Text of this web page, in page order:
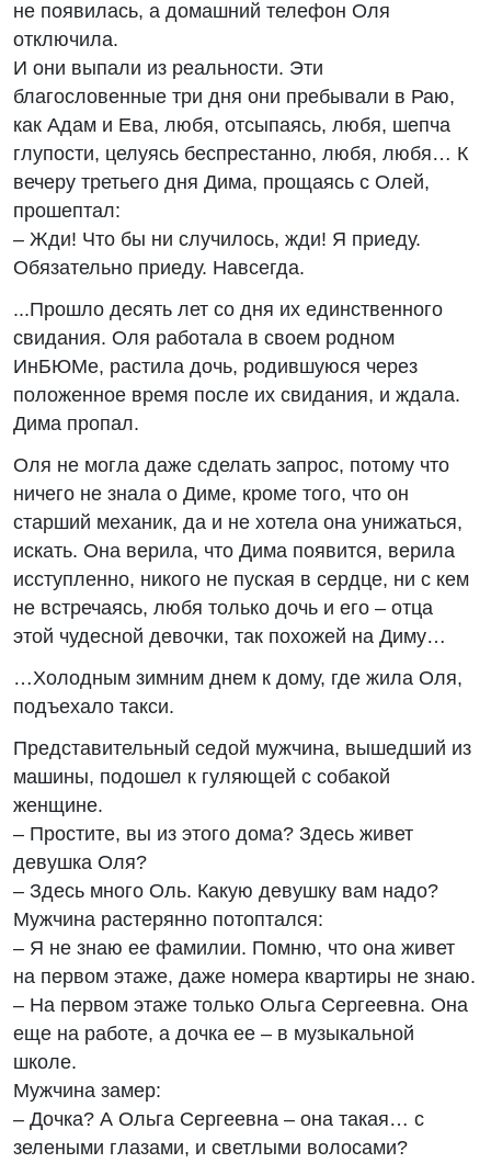
не появилась, а домашний телефон Оля
отключила.
И они выпали из реальности. Эти
благословенные три дня они пребывали в Раю,
как Адам и Ева, любя, отсыпаясь, любя, шепча
глупости, целуясь беспрестанно, любя, любя… К
вечеру третьего дня Дима, прощаясь с Олей,
прошептал:
– Жди! Что бы ни случилось, жди! Я приеду.
Обязательно приеду. Навсегда.
...Прошло десять лет со дня их единственного
свидания. Оля работала в своем родном
ИнБЮМе, растила дочь, родившуюся через
положенное время после их свидания, и ждала.
Дима пропал.
Оля не могла даже сделать запрос, потому что
ничего не знала о Диме, кроме того, что он
старший механик, да и не хотела она унижаться,
искать. Она верила, что Дима появится, верила
исступленно, никого не пуская в сердце, ни с кем
не встречаясь, любя только дочь и его – отца
этой чудесной девочки, так похожей на Диму…
…Холодным зимним днем к дому, где жила Оля,
подъехало такси.
Представительный седой мужчина, вышедший из
машины, подошел к гуляющей с собакой
женщине.
– Простите, вы из этого дома? Здесь живет
девушка Оля?
– Здесь много Оль. Какую девушку вам надо?
Мужчина растерянно потоптался:
– Я не знаю ее фамилии. Помню, что она живет
на первом этаже, даже номера квартиры не знаю.
– На первом этаже только Ольга Сергеевна. Она
еще на работе, а дочка ее – в музыкальной
школе.
Мужчина замер:
– Дочка? А Ольга Сергеевна – она такая… с
зелеными глазами, и светлыми волосами?